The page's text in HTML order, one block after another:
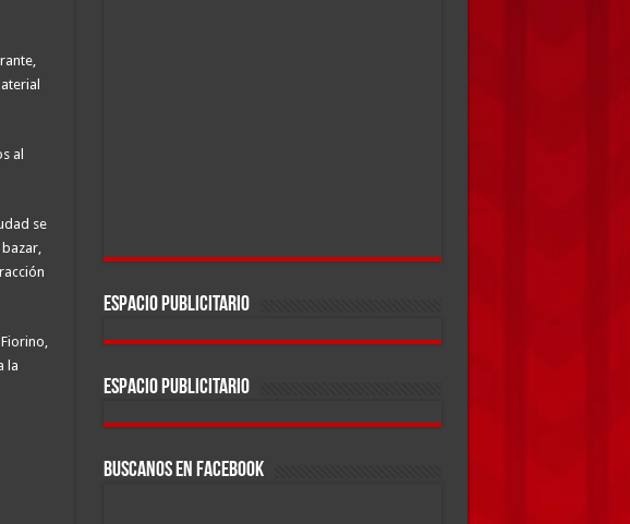
al
se
la
ESPACIO PUBLICITARIO
ESPACIO PUBLICITARIO
BUSCANOS EN FACEBOOK